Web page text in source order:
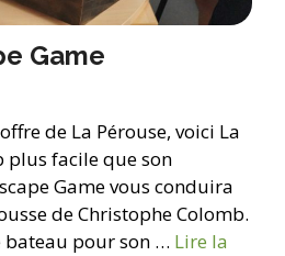
Game
de La Pérouse, voici La
plus facile que son
Game vous conduira
de Christophe Colomb.
bateau pour son … Lire la